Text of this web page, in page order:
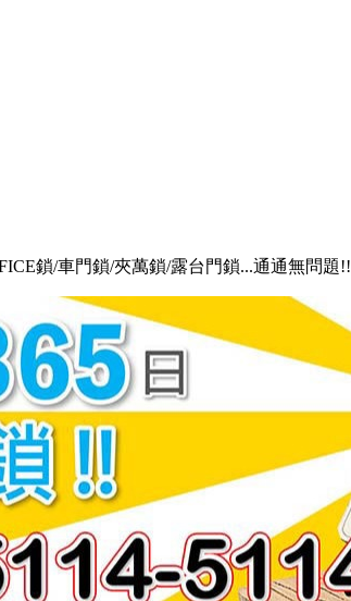
鎖/車門鎖/夾萬鎖/露台門鎖...通通無問題!!